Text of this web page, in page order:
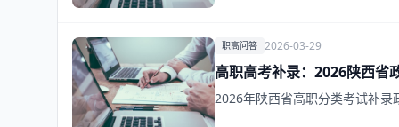
职高问答 2026-03-29
高职高考补录：2026陕西省
2026年陕西省高职分类考试补